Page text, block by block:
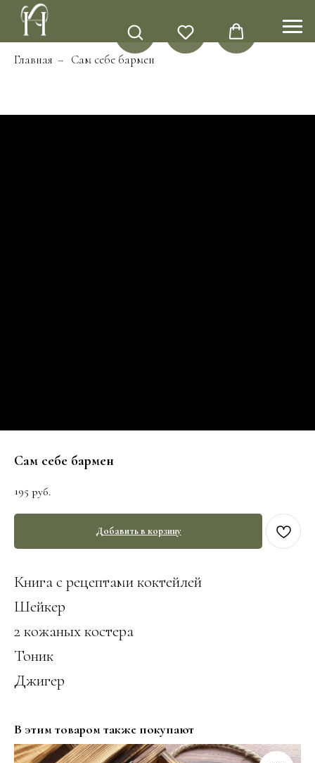
Главная → Сам себе бармен
Сам себе бармен
195 руб.
Добавить в корзину
Книга с рецептами коктейлей
Шейкер
2 кожаных костера
Тоник
Джигер
В этим товаром также покупают